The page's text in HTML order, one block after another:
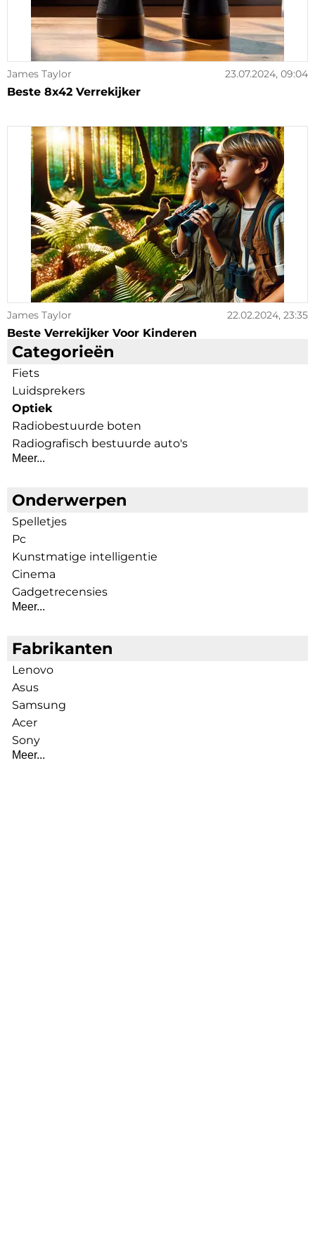
James Taylor 23.07.2024, 09:04
Beste 8x42 Verrekijker
James Taylor 22.02.2024, 23:35
Beste Verrekijker Voor Kinderen
Categorieën
Fiets
Luidsprekers
Optiek
Radiobestuurde boten
Radiografisch bestuurde auto's
Meer...
Onderwerpen
Spelletjes
Pc
Kunstmatige intelligentie
Cinema
Gadgetrecensies
Meer...
Fabrikanten
Lenovo
Asus
Samsung
Acer
Sony
Meer...